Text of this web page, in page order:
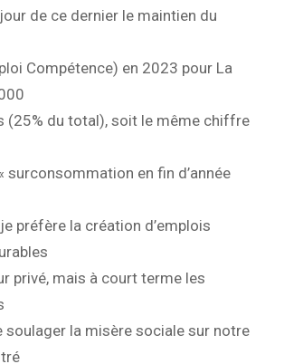
de ce dernier le maintien du
Compétence) en 2023 pour La
(25% du total), soit le même chiffre
surconsommation en fin d’année
préfère la création d’emplois
privé, mais à court terme les
soulager la misère sociale sur notre